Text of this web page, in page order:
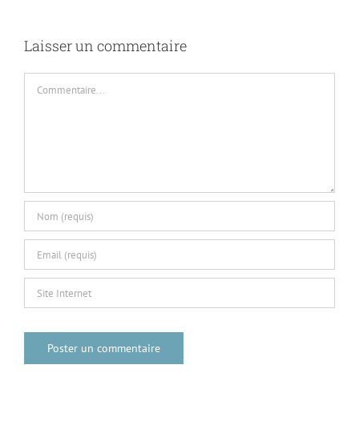
Laisser un commentaire